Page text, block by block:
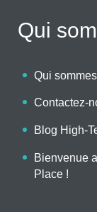
Qui
Qui
Contactez-
Blog High-
Bienvenue
Place !